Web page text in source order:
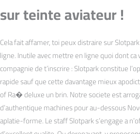
sur teinte aviateur !
Cela fait affamer, toi peux distraire sur
ligne. Inutile avec mettre en ligne quoi dont
compagnie de t’inscrire : Slotpark constitue
rapide sauf que cette davantage mieux
of Ra� deluxe un brin. Notre societe est
d’authentique machines pour au-dessous
aplatie-forme. Le staff Slotpark s’engage a